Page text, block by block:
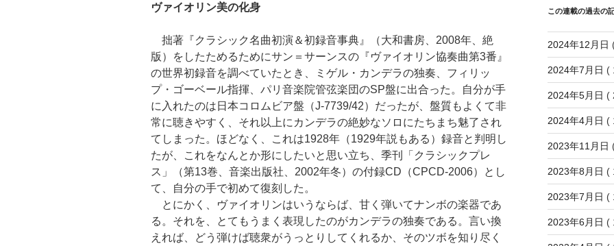
ヴァイオリン美の化身
拙著『クラシック名曲初演＆初録音事典』（大和書房、2008年、絶
版）をしたためるためにサン＝サーンスの『ヴァイオリン協奏曲第3番』
の世界初録音を調べていたとき、ミゲル・カンデラの独奏、フィリッ
プ・ゴーベール指揮、パリ音楽院管弦楽団のSP盤に出合った。自分が手
に入れたのは日本コロムビア盤（J-7739/42）だったが、盤質もよくて非
常に聴きやすく、それ以上にカンデラの絶妙なソロにたちまち魅了され
てしまった。ほどなく、これは1928年（1929年説もある）録音と判明し
たが、これをなんとか形にしたいと思い立ち、季刊「クラシックプレ
ス」（第13巻、音楽出版社、2002年冬）の付録CD（CPCD-2006）とし
て、自分の手で初めて復刻した。
とにかく、ヴァイオリンはいうならば、甘く弾いてナンボの楽器であ
る。それを、とてもうまく表現したのがカンデラの独奏である。言い換
えれば、どう弾けば聴衆がうっとりしてくれるか、そのツボを知り尽く
この連載の過去の
2024年12月日
2024年7月日 (
2024年5月日 (
2024年4月日 (
2023年11月日
2023年8月日 (
2023年7月日 (
2023年6月日 (